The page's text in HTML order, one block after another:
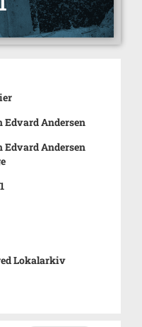
Andersen
Andersen
Lokalarkiv